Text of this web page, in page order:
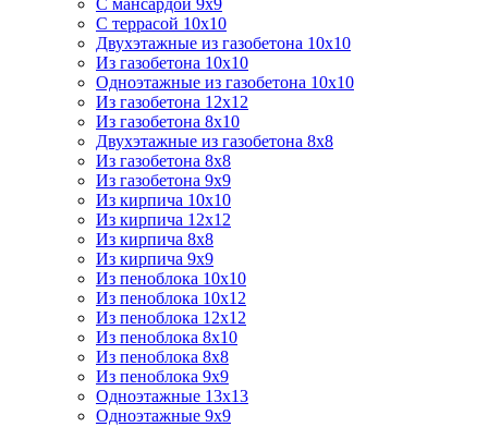
С мансардой 9х9
С террасой 10х10
Двухэтажные из газобетона 10х10
Из газобетона 10х10
Одноэтажные из газобетона 10х10
Из газобетона 12х12
Из газобетона 8х10
Двухэтажные из газобетона 8х8
Из газобетона 8х8
Из газобетона 9х9
Из кирпича 10х10
Из кирпича 12х12
Из кирпича 8х8
Из кирпича 9х9
Из пеноблока 10х10
Из пеноблока 10х12
Из пеноблока 12х12
Из пеноблока 8х10
Из пеноблока 8х8
Из пеноблока 9х9
Одноэтажные 13х13
Одноэтажные 9х9